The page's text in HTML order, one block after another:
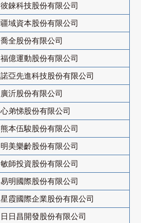
彼錸科技股份有限公司
疆域資本股份有限公司
喬全股份有限公司
福億運動股份有限公司
諾亞先進科技股份有限公司
廣沂股份有限公司
心弟悌股份有限公司
熊本伍駿股份有限公司
明美樂齡股份有限公司
敏師投資股份有限公司
易明國際股份有限公司
星霞國際企業股份有限公司
日日昌開發股份有限公司